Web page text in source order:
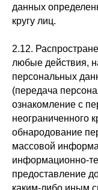
данных
кругу лиц.
2.12.
любые действия,
персональных
(передача
ознакомление с
неограниченного
обнародование
массовой
информационно-
предоставление
каким-либо иным